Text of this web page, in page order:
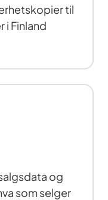
til
i Finland
og
som selger